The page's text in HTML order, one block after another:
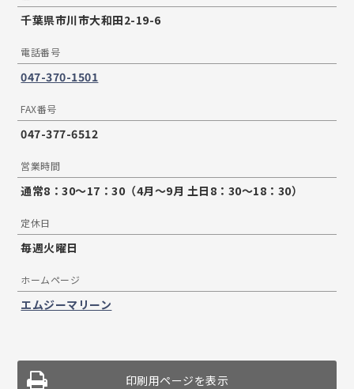
千葉県市川市大和田2-19-6
電話番号
047-370-1501
FAX番号
047-377-6512
営業時間
通常8：30～17：30（4月〜9月 土日8：30～18：30）
定休日
毎週火曜日
ホームページ
エムジーマリーン
印刷用ページを表示